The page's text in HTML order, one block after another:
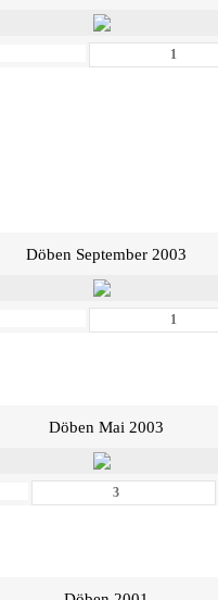
Döben September 2003
Döben Mai 2003